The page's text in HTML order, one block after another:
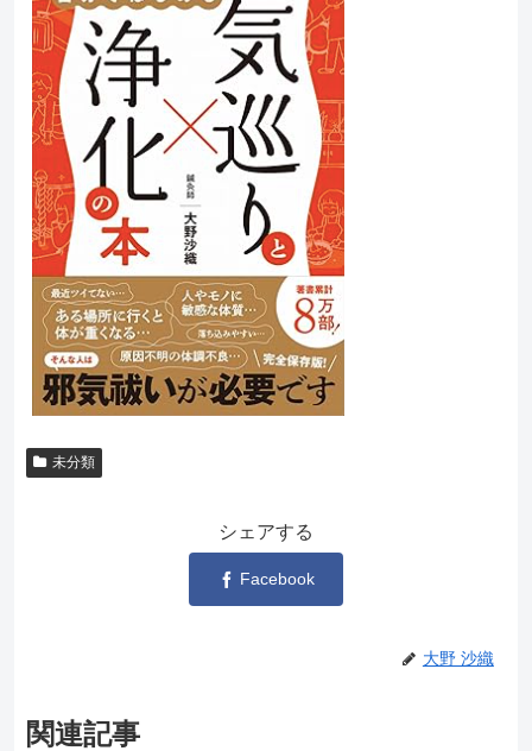
未分類
シェアする
Facebook
大野 沙織
関連記事